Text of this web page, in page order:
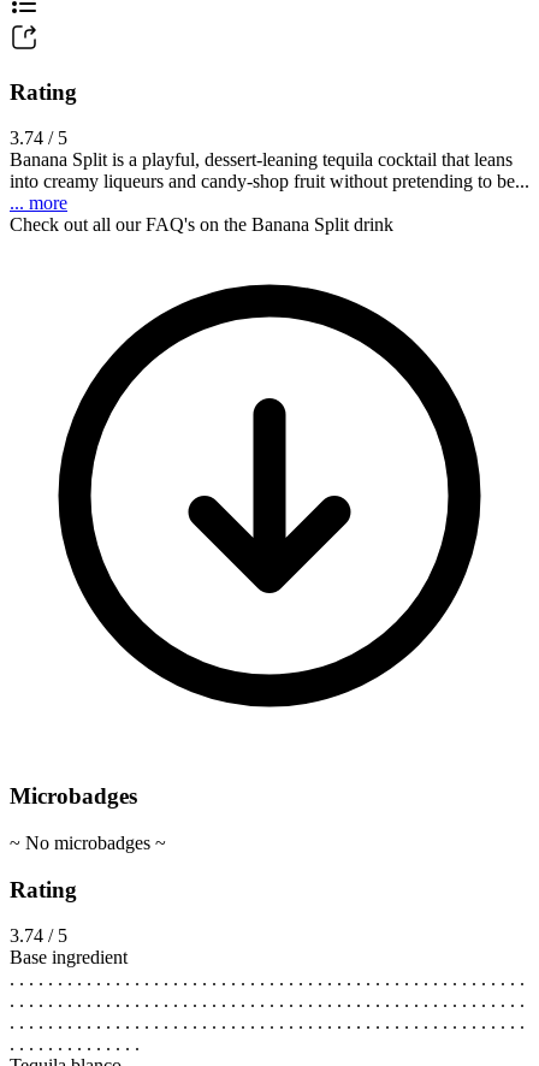
Rating
3.74 / 5
Banana Split is a playful, dessert-leaning tequila cocktail that leans
into creamy liqueurs and candy-shop fruit without pretending to be...
... more
Check out all our FAQ's on the Banana Split drink
Microbadges
~ No microbadges ~
Rating
3.74 / 5
Base ingredient
. . . . . . . . . . . . . . . . . . . . . . . . . . . . . . . . . . . . . . . . . . . . . . . . . . . . . .
. . . . . . . . . . . . . . . . . . . . . . . . . . . . . . . . . . . . . . . . . . . . . . . . . . . . . .
. . . . . . . . . . . . . . . . . . . . . . . . . . . . . . . . . . . . . . . . . . . . . . . . . . . . . .
. . . . . . . . . . . . . .